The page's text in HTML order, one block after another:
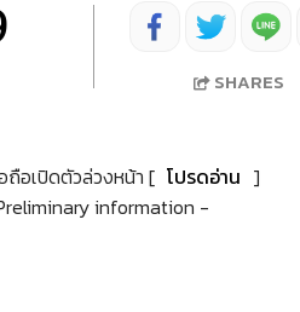
SHARES
อเปิดตัวล่วงหน้า [ โปรดอ่าน ]
information -